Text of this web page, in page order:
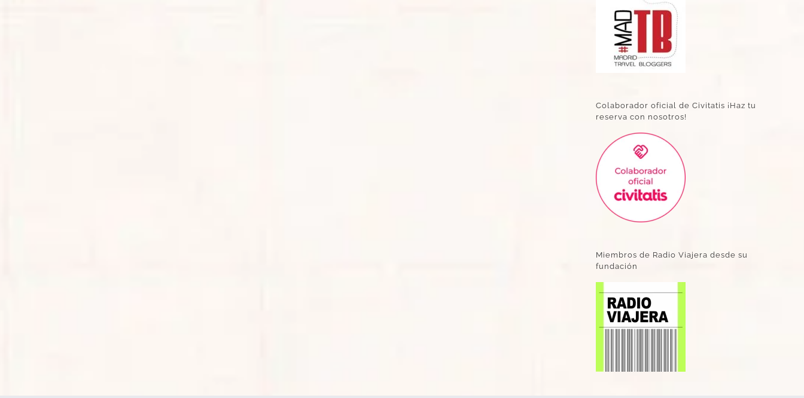
Colaborador oficial de Civitatis ¡Haz tu
reserva con nosotros!
Miembros de Radio Viajera desde su
fundación